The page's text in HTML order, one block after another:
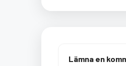
Lämna en